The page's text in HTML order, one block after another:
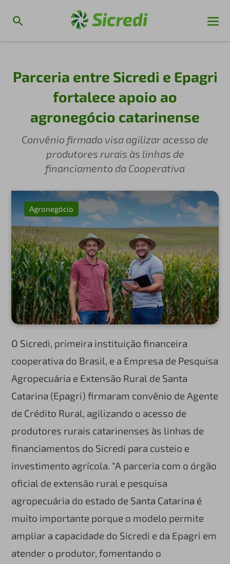
Parceria entre Sicredi e Epagri
fortalece apoio ao
agronegócio catarinense
Convênio firmado visa agilizar acesso de
produtores rurais às linhas de
financiamento da Cooperativa
Agronegócio
O Sicredi, primeira instituição financeira
cooperativa do Brasil, e a Empresa de Pesquisa
Agropecuária e Extensão Rural de Santa
Catarina (Epagri) firmaram convênio de Agente
de Crédito Rural, agilizando o acesso de
produtores rurais catarinenses às linhas de
financiamentos do Sicredi para custeio e
investimento agrícola. “A parceria com o órgão
oficial de extensão rural e pesquisa
agropecuária do estado de Santa Catarina é
muito importante porque o modelo permite
ampliar a capacidade do Sicredi e da Epagri em
atender o produtor, fomentando o